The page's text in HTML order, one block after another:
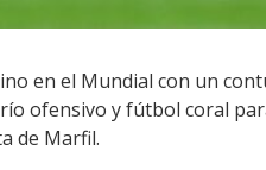
en el Mundial con un
ofensivo y fútbol coral
de Marfil.